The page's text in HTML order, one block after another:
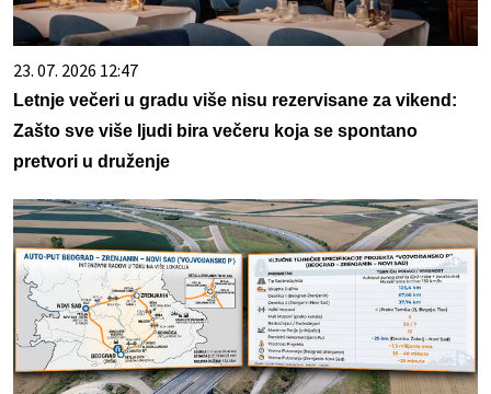
23. 07. 2026 12:47
Letnje večeri u gradu više nisu rezervisane za vikend:
Zašto sve više ljudi bira večeru koja se spontano
pretvori u druženje